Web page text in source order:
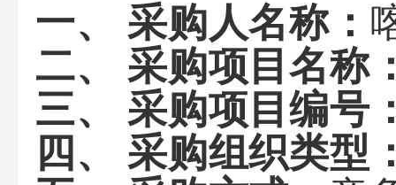
一、 采购人名称：
二、 采购项目名称
三、 采购项目编号
四、 采购组织类型